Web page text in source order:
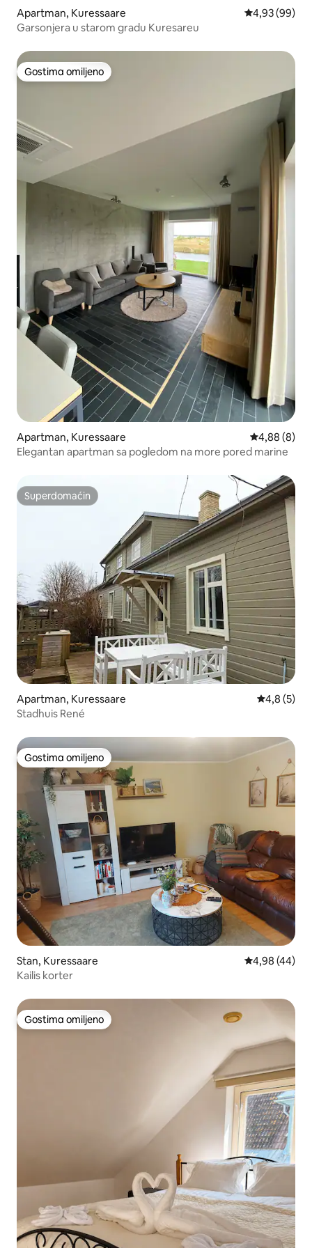
Apartman, Kuressaare Prosečna
4,93 (99)
Garsonjera u starom gradu Kuresareu
Gostima omiljeno
Gostima omiljeno
Apartman, Kuressaare Prosečna
4,88 (8)
Elegantan apartman sa pogledom na more pored marine
Superdomaćin
Superdomaćin
Apartman, Kuressaare Prosečna
4,8 (5)
Stadhuis René
Gostima omiljeno
Gostima omiljeno
Stan, Kuressaare Prosečna
4,98 (44)
Kailis korter
Gostima omiljeno
Gostima omiljeno